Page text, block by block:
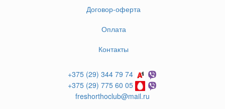
Договор-оферта
Оплата
Контакты
+375 (29) 344 79 74
+375 (29) 775 60 05
freshorthoclub@mail.ru